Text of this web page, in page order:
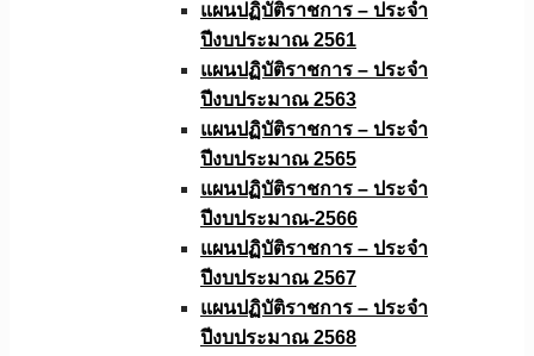
แผนปฏิบัติราชการ – ประจำ
ปีงบประมาณ 2561
แผนปฏิบัติราชการ – ประจำ
ปีงบประมาณ 2563
แผนปฏิบัติราชการ – ประจำ
ปีงบประมาณ 2565
แผนปฏิบัติราชการ – ประจำ
ปีงบประมาณ-2566
แผนปฏิบัติราชการ – ประจำ
ปีงบประมาณ 2567
แผนปฏิบัติราชการ – ประจำ
ปีงบประมาณ 2568